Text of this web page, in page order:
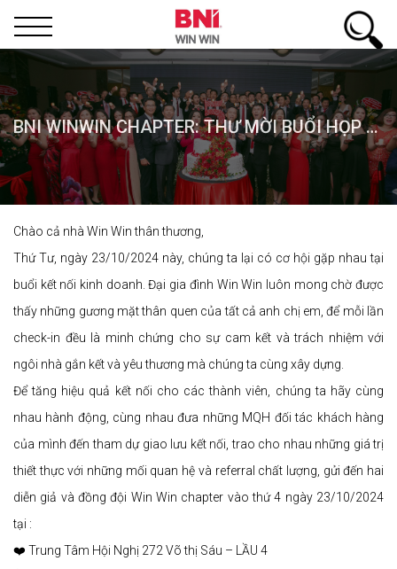
BNI WINWIN CHAPTER: THƯ MỜI BUỔI HỌP KẾT NỐI KINH DOANH LẦN THỨ 507
Chào cả nhà Win Win thân thương,
Thứ Tư, ngày 23/10/2024 này, chúng ta lại có cơ hội gặp nhau tại
buổi kết nối kinh doanh. Đại gia đình Win Win luôn mong chờ được
thấy những gương mặt thân quen của tất cả anh chị em, để mỗi lần
check-in đều là minh chứng cho sự cam kết và trách nhiệm với
ngôi nhà gắn kết và yêu thương mà chúng ta cùng xây dựng.
Để tăng hiệu quả kết nối cho các thành viên, chúng ta hãy cùng
nhau hành động, cùng nhau đưa những MQH đối tác khách hàng
của mình đến tham dự giao lưu kết nối, trao cho nhau những giá trị
thiết thực với những mối quan hệ và referral chất lượng, gửi đến hai
diễn giả và đồng đội Win Win chapter vào thứ 4 ngày 23/10/2024
tại :
❤️ Trung Tâm Hội Nghị 272 Võ thị Sáu – LẦU 4